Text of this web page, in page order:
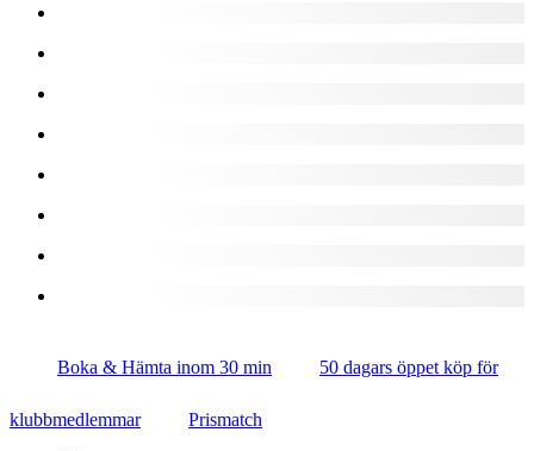
Boka & Hämta inom 30 min 50 dagars öppet köp för
klubbmedlemmar Prismatch